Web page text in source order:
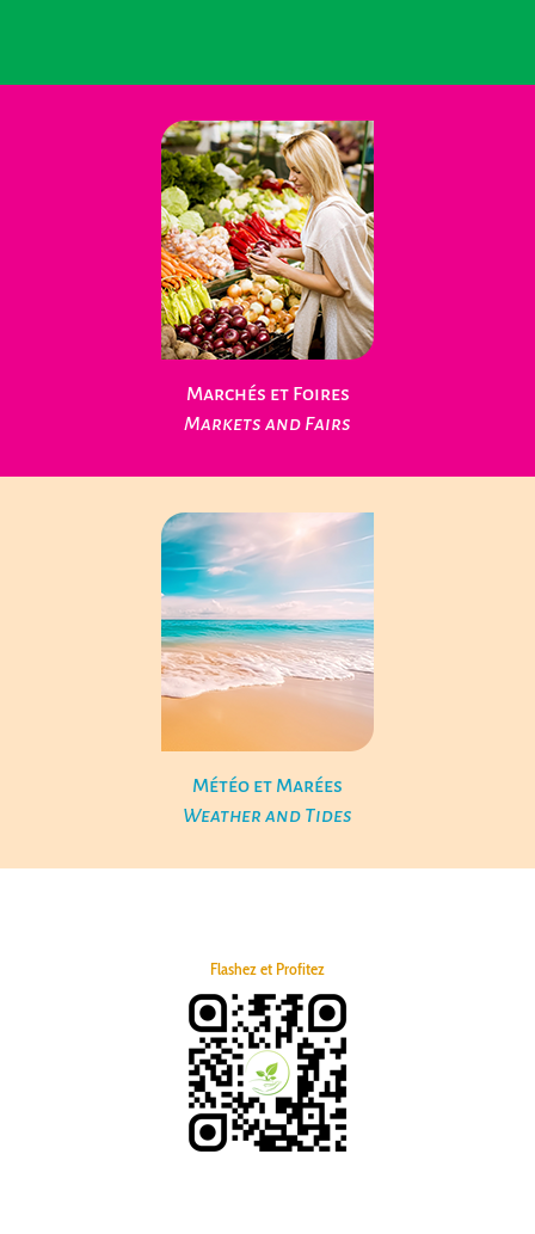
Loisirs Nature
Leisure Nature
Marchés et Foires
Markets and Fairs
Météo et Marées
Weather and Tides
Flashez et Profitez